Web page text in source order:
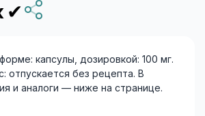
✔
капсулы, дозировкой: 100 мг.
без рецепта. В
и аналоги — ниже на странице.